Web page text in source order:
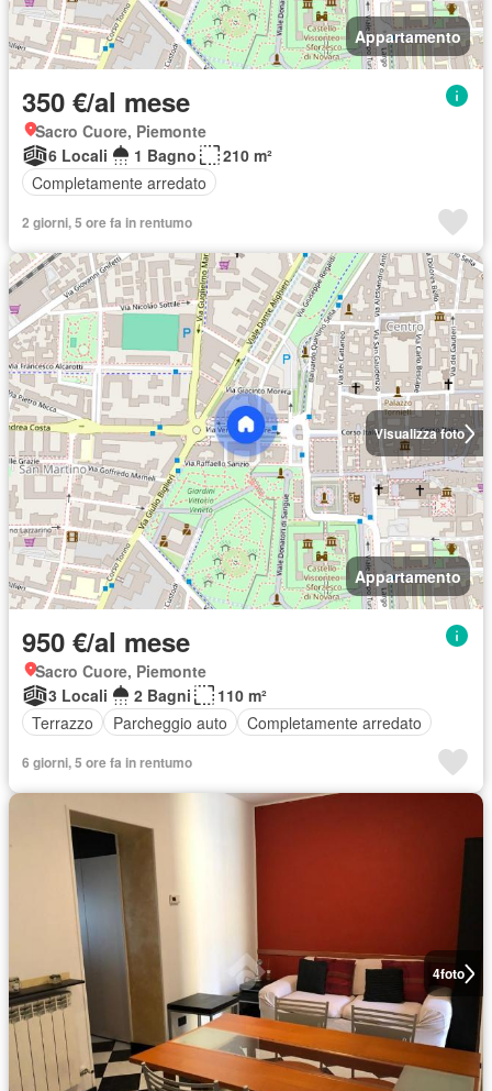
Appartamento
350 €/al mese
Sacro Cuore, Piemonte
6 Locali
1 Bagno
210 m²
Completamente arredato
2 giorni, 5 ore fa in rentumo
Visualizza foto
Appartamento
950 €/al mese
Sacro Cuore, Piemonte
3 Locali
2 Bagni
110 m²
Terrazzo
Parcheggio auto Completamente arredato
6 giorni, 5 ore fa in rentumo
4foto